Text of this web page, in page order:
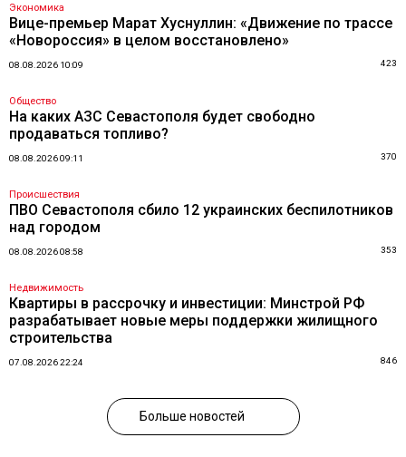
Экономика
Вице-премьер Марат Хуснуллин: «Движение по трассе
«Новороссия» в целом восстановлено»
08.08.2026 10:09 423
Общество
На каких АЗС Севастополя будет свободно
продаваться топливо?
08.08.2026 09:11 370
Происшествия
ПВО Севастополя сбило 12 украинских беспилотников
над городом
08.08.2026 08:58 353
Недвижимость
Квартиры в рассрочку и инвестиции: Минстрой РФ
разрабатывает новые меры поддержки жилищного
строительства
07.08.2026 22:24 846
Больше новостей